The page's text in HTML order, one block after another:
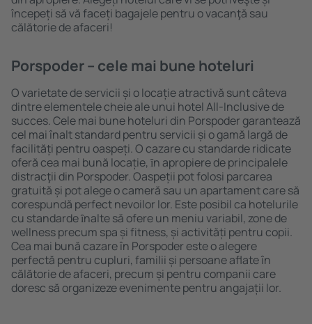
începeți să vă faceți bagajele pentru o vacanţă sau
călătorie de afaceri!
Porspoder – cele mai bune hoteluri
O varietate de servicii și o locație atractivă sunt câteva
dintre elementele cheie ale unui hotel All-Inclusive de
succes. Cele mai bune hoteluri din Porspoder garantează
cel mai înalt standard pentru servicii și o gamă largă de
facilități pentru oaspeți. O cazare cu standarde ridicate
oferă cea mai bună locație, ȋn apropiere de principalele
distracţii din Porspoder. Oaspeții pot folosi parcarea
gratuită și pot alege o cameră sau un apartament care să
corespundă perfect nevoilor lor. Este posibil ca hotelurile
cu standarde ȋnalte să ofere un meniu variabil, zone de
wellness precum spa și fitness, și activități pentru copii.
Cea mai bună cazare în Porspoder este o alegere
perfectă pentru cupluri, familii și persoane aflate în
călătorie de afaceri, precum și pentru companii care
doresc să organizeze evenimente pentru angajații lor.